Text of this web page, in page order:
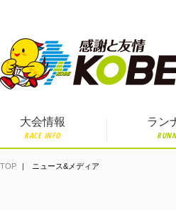
す。
大会情報
RACE INFO
ラン
TOP ニュース&メディア